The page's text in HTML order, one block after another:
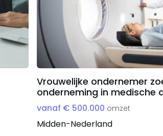
Vrouwelijke ondernemer
onderneming in medische
vanaf € 500.000 omzet
Midden-Nederland